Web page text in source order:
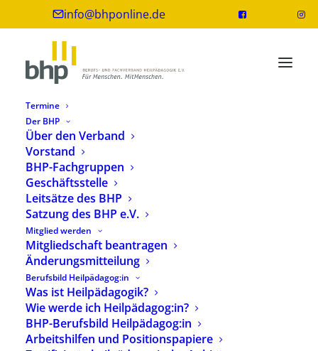
info@bhponline.de
Termine
Der BHP
Über den Verband
Vorstand
BHP-Fachgruppen
Geschäftsstelle
Leitsätze des BHP
Satzung des BHP e.V.
Mitglied werden
Mitgliedschaft beantragen
Änderungsmitteilung
Berufsbild Heilpädagog:in
Was ist Heilpädagogik?
Wie werde ich Heilpädagog:in?
BHP-Berufsbild Heilpädagog:in
Arbeitshilfen und Positionspapiere
Christina Reichenbach
Prof. Dr. Christina Reichenbach
Diplom-Pädagogin
Website
ZURÜCK